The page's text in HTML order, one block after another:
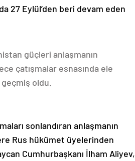
27 Eylül’den beri devam eden
güçleri anlaşmanın
çatışmalar esnasında ele
oldu.
sonlandıran anlaşmanın
Rus hükümet üyelerinden
Cumhurbaşkanı İlham Aliyev,